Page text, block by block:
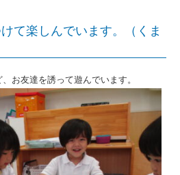
て楽しんでいます。（くま
お友達を誘って遊んでいます。